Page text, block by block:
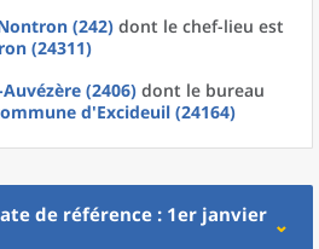
(242) dont le chef-lieu est
(24311)
(2406) dont le bureau
d'Excideuil (24164)
de référence : 1er janvier